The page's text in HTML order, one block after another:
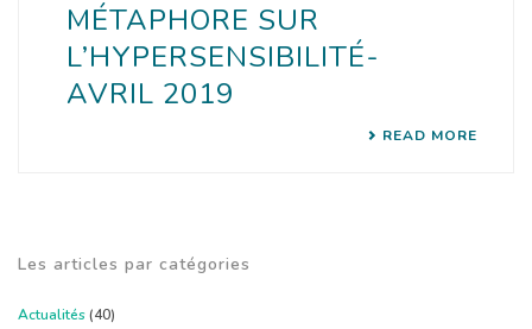
MÉTAPHORE SUR
L’HYPERSENSIBILITÉ-
AVRIL 2019
READ MORE
Les articles par catégories
Actualités(40)